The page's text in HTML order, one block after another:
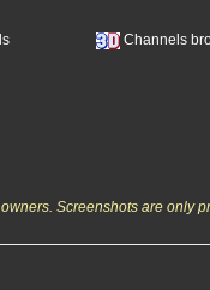
Channels
Screenshots are only